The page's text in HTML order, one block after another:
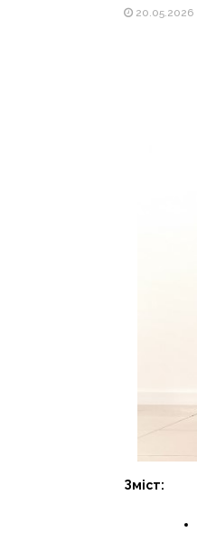
20.05.2026
Зміст: